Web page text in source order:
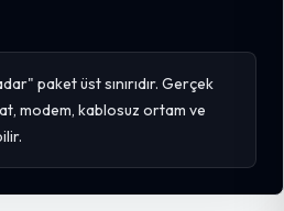
paket üst sınırıdır. Gerçek
modem, kablosuz ortam ve